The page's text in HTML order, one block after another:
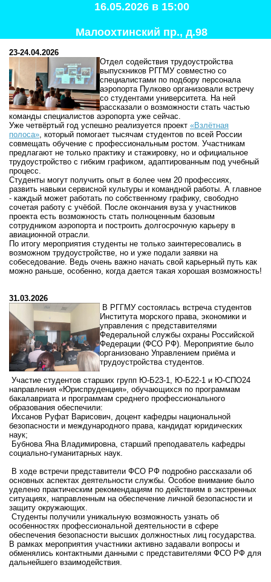
23-24.04.2026
Отдел содействия трудоустройства
выпускников РГГМУ совместно со
специалистами по подбору персонала
аэропорта Пулково организовали встречу
со студентами университета. На ней
рассказали о возможности стать частью
команды специалистов аэропорта уже сейчас.
Уже четвёртый год успешно реализуется проект «Взлётная
полоса», который помогает тысячам студентов по всей России
совмещать обучение с профессиональным ростом. Участникам
предлагают не только практику и стажировку, но и официальное
трудоустройство с гибким графиком, адаптированным под учебный
процесс.
Студенты могут получить опыт в более чем 20 профессиях,
развить навыки сервисной культуры и командной работы. А главное
- каждый может работать по собственному графику, свободно
сочетая работу с учёбой. После окончания вуза у участников
проекта есть возможность стать полноценным базовым
сотрудником аэропорта и построить долгосрочную карьеру в
авиационной отрасли.
По итогу мероприятия студенты не только заинтересовались в
возможном трудоустройстве, но и уже подали заявки на
собеседование. Ведь очень важно начать свой карьерный путь как
можно раньше, особенно, когда дается такая хорошая возможность!
31.03.2026
В РГГМУ состоялась встречастудентов
Институтаморского права, экономики и
управления с представителями
Федеральной службы охраны Российской
Федерации (ФСО РФ). Мероприятие было
организовано Управлением приёмаи
трудоустройствастудентов.
Участие студентов старших групп Ю‑Б23‑1, Ю‑Б22‑1 и Ю‑СПО24
направления «Юриспруденция», обучающихся по программам
бакалавриата и программам среднего профессионального
образования обеспечили:
Ихсанов Руфат Варисович, доцент кафедры национальной
безопасности и международного права, кандидат юридических
наук;
Бубнова Яна Владимировна, старший преподаватель кафедры
социально‑гуманитарных наук.
В ходе встречи представители ФСО РФ подробно рассказали об
основных аспектах деятельности службы. Особое внимание было
уделено практическим рекомендациям по действиям в экстренных
ситуациях, направленным наобеспечение личной безопасности и
защиту окружающих.
Студенты получили уникальную возможность узнать об
особенностях профессиональной деятельности в сфере
обеспечения безопасности высших должностных лицгосударства.
В рамках мероприятия участники активно задавали вопросы и
обменялись контактными данными с представителями ФСО РФ для
дальнейшего взаимодействия.
16.05.2026 в 15:00
Малоохтинский пр., д.98